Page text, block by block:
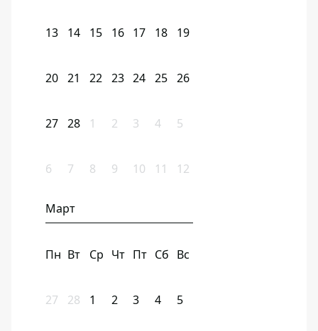
13 14 15 16 17 18 19
20 21 22 23 24 25 26
27 28 1 2 3 4 5
6 7 8 9 10 11 12
Март
Пн Вт Ср Чт Пт Сб Вс
27 28 1 2 3 4 5